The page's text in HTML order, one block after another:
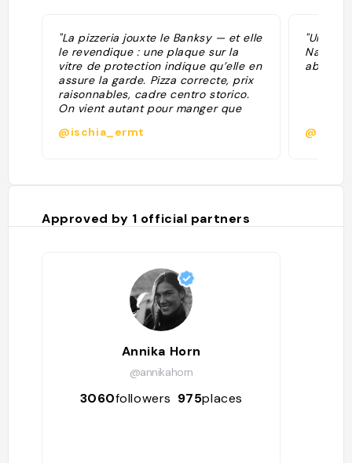
"La pizzeria jouxte le Banksy — et elle
le revendique : une plaque sur la
vitre de protection indique qu’elle en
assure la garde. Pizza correcte, prix
raisonnables, cadre centro storico.
On vient autant pour manger que
s’arrêter devant l’œuvre."
@ischia_ermt
"Une
Naples.
@
Approved by 1 official partners
Annika Horn
@annikahorn
3060followers 975places